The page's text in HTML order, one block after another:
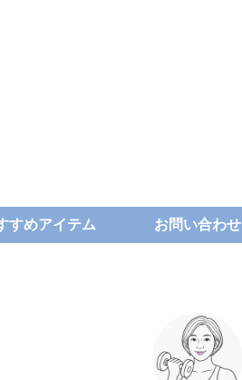
すめアイテム お問い合わせ